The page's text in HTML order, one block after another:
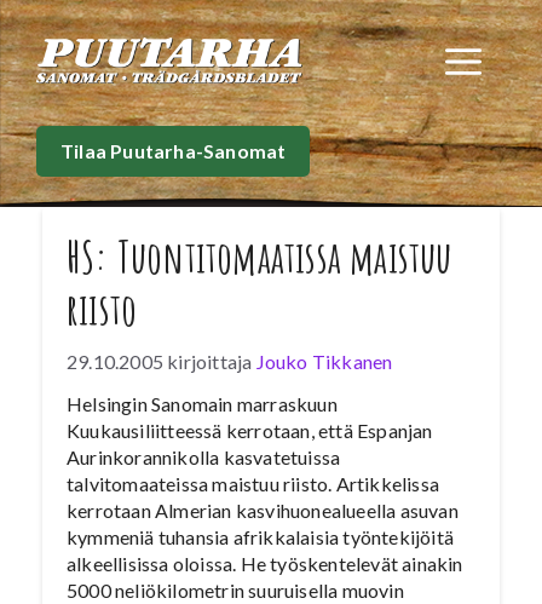
Siirry
sisältöön
Tilaa Puutarha-Sanomat
HS: Tuontitomaatissa maistuu
riisto
29.10.2005 kirjoittaja Jouko Tikkanen
Helsingin Sanomain marraskuun
Kuukausiliitteessä kerrotaan, että Espanjan
Aurinkorannikolla kasvatetuissa
talvitomaateissa maistuu riisto. Artikkelissa
kerrotaan Almerian kasvihuonealueella asuvan
kymmeniä tuhansia afrikkalaisia työntekijöitä
alkeellisissa oloissa. He työskentelevät ainakin
5000 neliökilometrin suuruisella muovin